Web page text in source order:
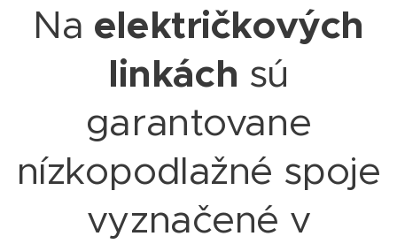
Na električkových
linkách sú
garantovane
nízkopodlažné spoje
vyznačené v